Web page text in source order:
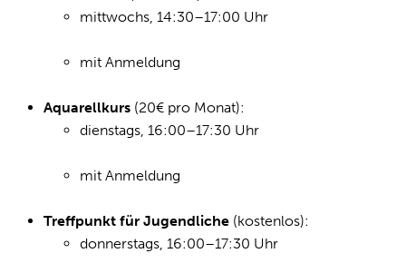
mittwochs, 14:30–17:00 Uhr
mit Anmeldung
Aquarellkurs (20€ pro Monat):
dienstags, 16:00–17:30 Uhr
mit Anmeldung
Treffpunkt für Jugendliche (kostenlos):
donnerstags, 16:00–17:30 Uhr